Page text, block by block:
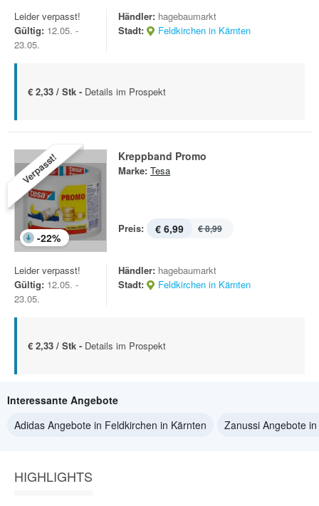
Leider verpasst!
Gültig: 12.05. -
23.05.
Händler: hagebaumarkt
Stadt:
Feldkirchen in Kärnten
€ 2,33 / Stk - Details im Prospekt
Verpasst!
-22%
Kreppband Promo
Marke: Tesa
Preis: € 6,99 € 8,99
Leider verpasst!
Gültig: 12.05. -
23.05.
Händler: hagebaumarkt
Stadt:
Feldkirchen in Kärnten
€ 2,33 / Stk - Details im Prospekt
Interessante Angebote
Adidas Angebote in Feldkirchen in Kärnten
Zanussi Angebote
HIGHLIGHTS